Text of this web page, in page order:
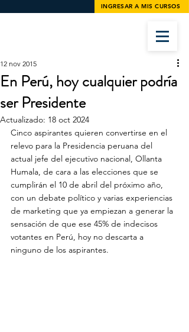
INGRESAR A MIS CURSOS
En Perú, hoy cualquier podría
ser Presidente
12 nov 2015
Actualizado: 18 oct 2024
Cinco aspirantes quieren convertirse en el
relevo para la Presidencia peruana del
actual jefe del ejecutivo nacional, Ollanta
Humala, de cara a las elecciones que se
cumplirán el 10 de abril del próximo año,
con un debate político y varias experiencias
de marketing que ya empiezan a generar la
sensación de que ese 45% de indecisos
votantes en Perú, hoy no descarta a
ninguno de los aspirantes.